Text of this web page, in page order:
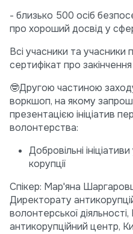
- близько 500 осіб
про хороший досвід у
Всі учасники та
сертифікат про
🤓Другою частиною
воркшоп, на якому
презентацією ініціатив
волонтерства:
Добровільні
корупції
Спікер: Мар'яна
Директорату
волонтерської
антикорупційний центр,